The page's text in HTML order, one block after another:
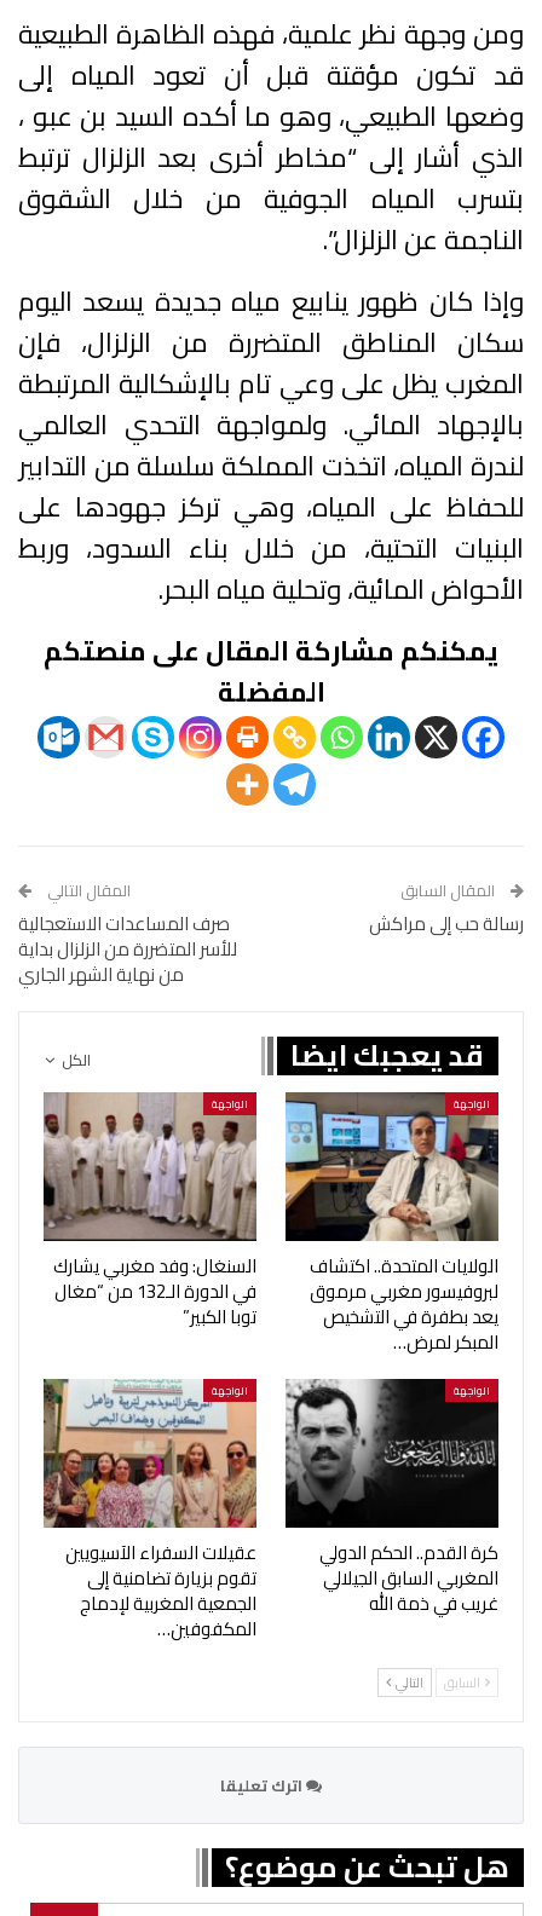
ومن وجهة نظر علمية، فهذه الظاهرة الطبيعية
قد تكون مؤقتة قبل أن تعود المياه إلى
وضعها الطبيعي، وهو ما أكده السيد بن عبو ،
الذي أشار إلى “مخاطر أخرى بعد الزلزال ترتبط
بتسرب المياه الجوفية من خلال الشقوق
الناجمة عن الزلزال”.
وإذا كان ظهور ينابيع مياه جديدة يسعد اليوم
سكان المناطق المتضررة من الزلزال، فإن
المغرب يظل على وعي تام بالإشكالية المرتبطة
بالإجهاد المائي. ولمواجهة التحدي العالمي
لندرة المياه، اتخذت المملكة سلسلة من التدابير
للحفاظ على المياه، وهي تركز جهودها على
البنيات التحتية، من خلال بناء السدود، وربط
الأحواض المائية، وتحلية مياه البحر.
يمكنكم مشاركة المقال على منصتكم
المفضلة
المقال السابق
رسالة حب إلى مراكش
المقال التالي
صرف المساعدات الاستعجالية
للأسر المتضررة من الزلزال بداية
من نهاية الشهر الجاري
الكل قد يعجبك ايضا
الواجهة
الولايات المتحدة.. اكتشاف
لبروفيسور مغربي مرموق
يعد بطفرة في التشخيص
المبكر لمرض…
الواجهة
السنغال: وفد مغربي يشارك
في الدورة الـ132 من “مغال
توبا الكبير”
الواجهة
كرة القدم.. الحكم الدولي
المغربي السابق الجيلالي
غريب في ذمة الله
الواجهة
عقيلات السفراء الآسيويين
تقوم بزيارة تضامنية إلى
الجمعية المغربية لإدماج
المكفوفين…
السابق التالي
اترك تعليقا
هل تبحث عن موضوع؟